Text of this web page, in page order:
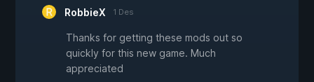
RobbieX 1 Des
Thanks for getting these mods out so
quickly for this new game. Much
appreciated